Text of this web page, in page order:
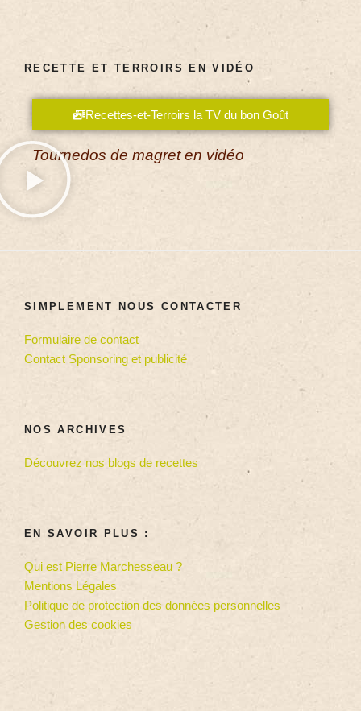
RECETTE ET TERROIRS EN VIDÉO
Recettes-et-Terroirs la TV du bon Goût
Tournedos de magret en vidéo
SIMPLEMENT NOUS CONTACTER
Formulaire de contact
Contact Sponsoring et publicité
NOS ARCHIVES
Découvrez nos blogs de recettes
EN SAVOIR PLUS :
Qui est Pierre Marchesseau ?
Mentions Légales
Politique de protection des données personnelles
Gestion des cookies